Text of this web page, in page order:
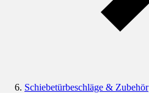
Schiebetürbeschläge & Zubehör